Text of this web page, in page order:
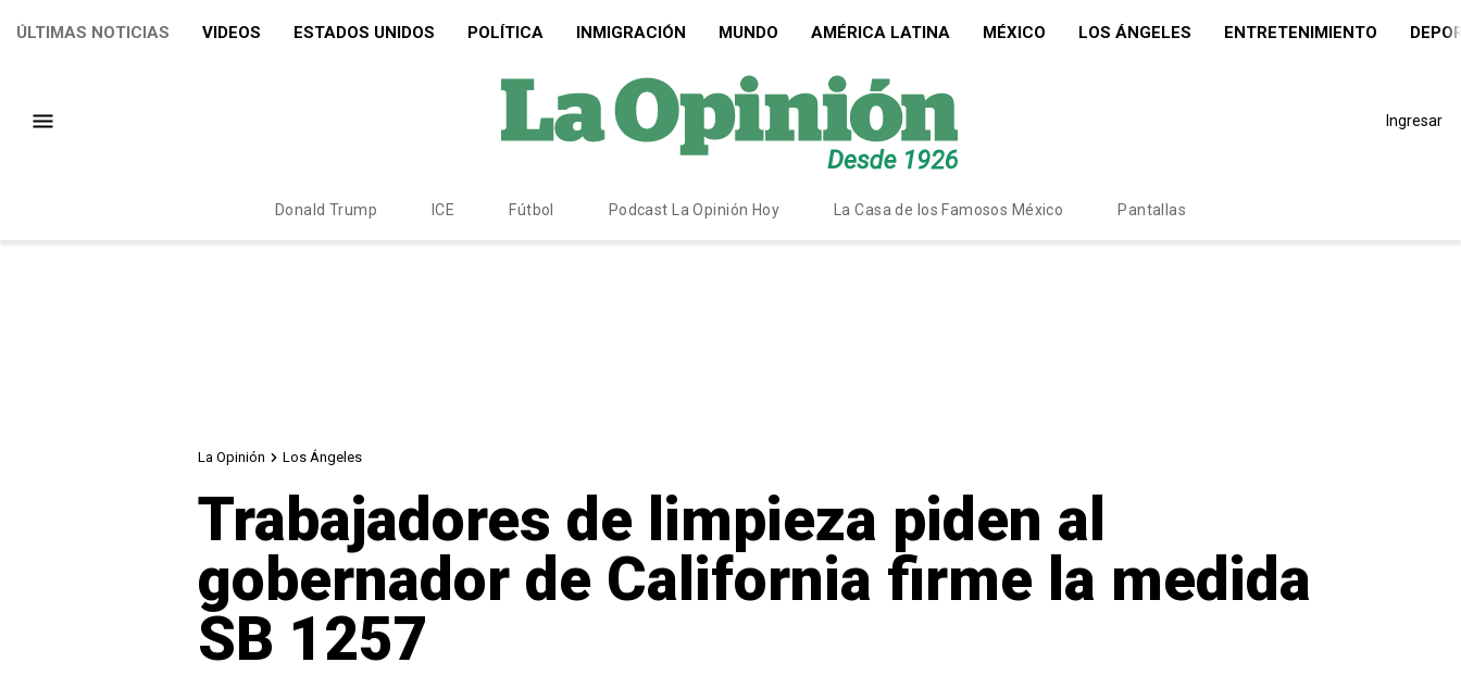
ÚLTIMAS NOTICIAS VIDEOS ESTADOS UNIDOS POLÍTICA INMIGRACIÓN MUNDO AMÉRICA LATINA MÉXICO LOS ÁNGELES ENTRETENIMIENTO
Ingresar
Donald Trump ICE Fútbol Podcast La Opinión Hoy La Casa de los Famosos México Pantallas
La Opinión Los Ángeles
Trabajadores de limpieza piden al
gobernador de California firme la medida
SB 1257